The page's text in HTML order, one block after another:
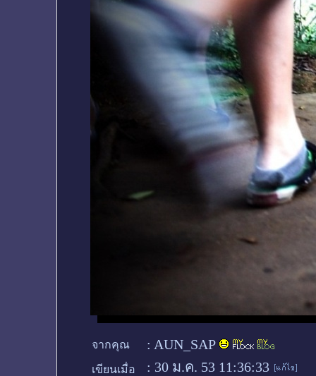
จากคุณ : AUN_SAP
เขียนเมื่อ : 30 ม.ค. 53 11:36:33